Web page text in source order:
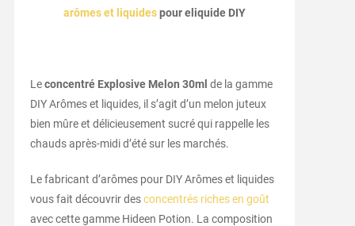
arômes et liquidespour eliquide DIY
Leconcentré Explosive Melon 30ml de la gamme
DIY Arômes et liquides, il s’agit d’un melon juteux
bien mûre et délicieusement sucré qui rappelle les
chauds après-midi d’été sur les marchés.
Le fabricant d’arômes pour DIY Arômes et liquides
vous fait découvrir desconcentrés riches en goût
avec cette gamme Hideen Potion. La composition